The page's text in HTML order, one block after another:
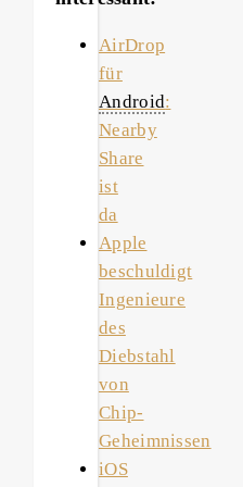
AirDrop
für
Android:
Nearby
Share
ist
da
Apple
beschuldigt
Ingenieure
des
Diebstahl
von
Chip-
Geheimnissen
iOS